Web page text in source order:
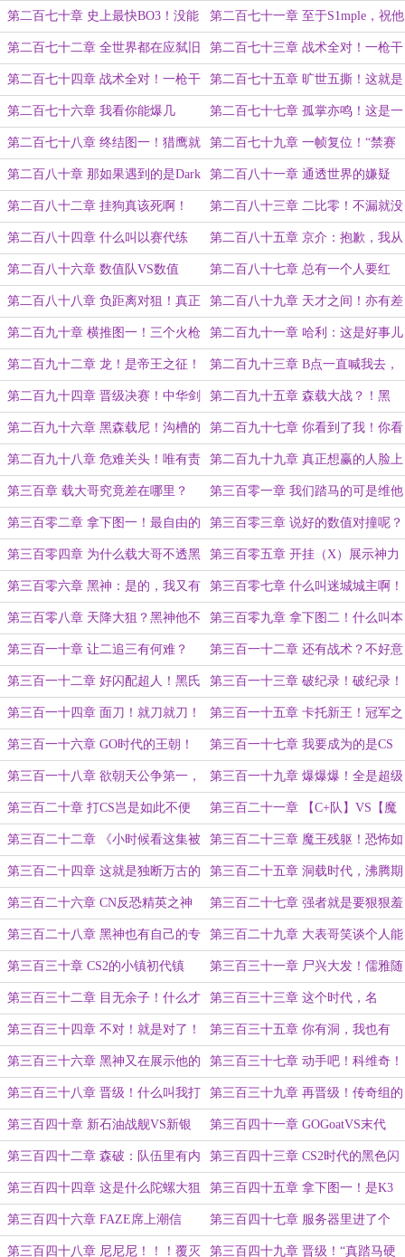
Rating生涯又一力作！ 都是在燃烧他的未来啊！
第二百七十章 史上最快BO3！没能
让黑神大人尽兴真是抱歉呢！
第二百七十一章 至于S1mple，祝他
好运吧！
第二百七十二章 全世界都在应弑旧
时友！
第二百七十三章 战术全对！一枪干
废！（上）
第二百七十四章 战术全对！一枪干
废！（下）
第二百七十五章 旷世五撕！这就是
你的稍微主动一点？
第二百七十六章 我看你能爆几
次！！！
第二百七十七章 孤掌亦鸣！这是一
架双飞的石油战舰！
第二百七十八章 终结图一！猎鹰就
别玩你那战术了！
第二百七十九章 一帧复位！“禁赛
级”选手！
第二百八十章 那如果遇到的是Dark
呢？
第二百八十一章 通透世界的嫌疑
人！也许主角才刚刚登场！（大章）
第二百八十二章 挂狗真该死啊！ 第二百八十三章 二比零！不漏就没
法打了？
第二百八十四章 什么叫以赛代练
啊！
第二百八十五章 京介：抱歉，我从
不会像是Dark一样暴怒
第二百八十六章 数值队VS数值
队！
第二百八十七章 总有一个人要红
温！为什么不能是......
第二百八十八章 负距离对狙！真正
的王从天降！
第二百八十九章 天才之间！亦有差
距！
第二百九十章 横推图一！三个火枪
手！
第二百九十一章 哈利：这是好事儿
啊！
第二百九十二章 龙！是帝王之征！ 第二百九十三章 B点一直喊我去，
我怎么去啊？
第二百九十四章 晋级决赛！中华剑
仙X乌克兰剑圣！
第二百九十五章 森载大战？！黑
神：把森载一起叫过来！
第二百九十六章 黑森载尼！沟槽的
流量大战！
第二百九十七章 你看到了我！你看
到了我！！！
第二百九十八章 危难关头！唯有责
任！
第二百九十九章 真正想赢的人脸上
是没有笑容的
第三百章 载大哥究竟差在哪里？ 第三百零一章 我们踏马的可是维他
立体啊！！！
第三百零二章 拿下图一！最自由的
弔人！
第三百零三章 说好的数值对撞呢？
第三百零四章 为什么载大哥不透黑
神？
第三百零五章 开挂（X）展示神力
（√）
第三百零六章 黑神：是的，我又有
一个点子！
第三百零七章 什么叫迷城城主啊！
第三百零八章 天降大狙？黑神他不
让秀说是！
第三百零九章 拿下图二！什么叫本
质非常规高手！
第三百一十章 让二追三有何难？ 第三百一十二章 还有战术？不好意
思！
第三百一十二章 好闪配超人！黑氏
三角杀！
第三百一十三章 破纪录！破纪录！
还是破纪录！
第三百一十四章 面刀！就刀就刀！ 第三百一十五章 卡托新王！冠军之
夜！被黑黑森森灌入的尼尼！
第三百一十六章 GO时代的王朝！
Donk：我到底缺了什么？
第三百一十七章 我要成为的是CS
无定语Goat！
第三百一十八章 欲朝天公争第一，
不教人间有齐名！
第三百一十九章 爆爆爆！全是超级
大爆！
第三百二十章 打CS岂是如此不便
之事？
第三百二十一章 【C+队】VS【魔
王残躯】！
第三百二十二章 《小时候看这集被
Dark吓哭了！》
第三百二十三章 魔王残躯！恐怖如
斯？！
第三百二十四章 这就是独断万古的
TOP1，和普通玩家间差距吗？
第三百二十五章 洞载时代，沸腾期
待！
第三百二十六章 CN反恐精英之神
在注视着你！
第三百二十七章 强者就是要狠狠羞
辱弱者！
第三百二十八章 黑神也有自己的专
属音乐盒！
第三百二十九章 大表哥笑谈个人能
力！
第三百三十章 CS2的小镇初代镇
长！
第三百三十一章 尸兴大发！儒雅随
和我黑神！
第三百三十二章 目无余子！什么才
是TOP1?
第三百三十三章 这个时代，名
为......
第三百三十四章 不对！就是对了！ 第三百三十五章 你有洞，我也有
洞！
第三百三十六章 黑神又在展示他的
科研成果！
第三百三十七章 动手吧！科维奇！
就像我教你的那样！
第三百三十八章 晋级！什么叫我打
猎鹰？
第三百三十九章 再晋级！传奇组的
炸鱼哥！
第三百四十章 新石油战舰VS新银
河战舰！
第三百四十一章 GOGoatVS末代
Goat！刚枪指挥VS摸烟指挥！
第三百四十二章 森破：队伍里有内
鬼啊！监哥不会是你吧？
第三百四十三章 CS2时代的黑色闪
光！
第三百四十四章 这是什么陀螺大狙
啊！
第三百四十五章 拿下图一！是K3
遗迹，还是Dark遗迹？
第三百四十六章 FAZE席上潮信
来，今日方知我非我！
第三百四十七章 服务器里进了个
桂，他的沙鹰在天上飞！
第三百四十八章 尼尼尼！！！覆灭 第三百四十九章 晋级！“真踏马硬